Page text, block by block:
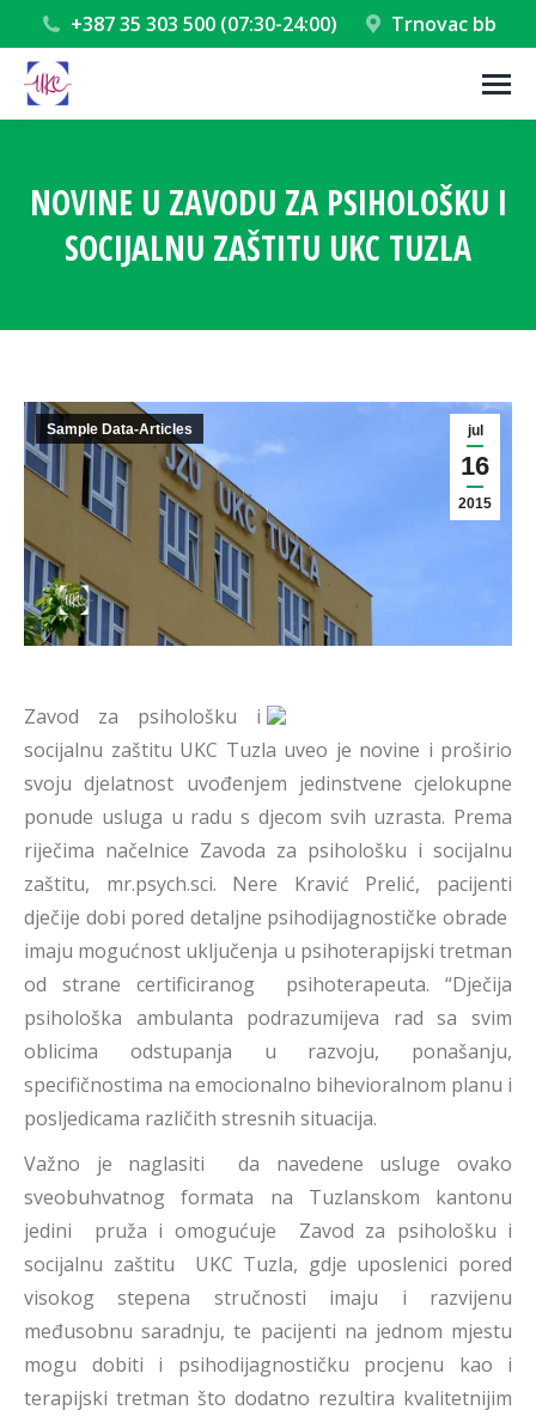
+387 35 303 500 (07:30-24:00) Trnovac bb
NOVINE U ZAVODU ZA PSIHOLOŠKU I
SOCIJALNU ZAŠTITU UKC TUZLA
jul
16
2015
Sample Data-Articles
Zavod za psihološku i
socijalnu zaštitu UKC Tuzla uveo je novine i proširio
svoju djelatnost uvođenjem jedinstvene cjelokupne
ponude usluga u radu s djecom svih uzrasta. Prema
riječima načelnice Zavoda za psihološku i socijalnu
zaštitu, mr.psych.sci. Nere Kravić Prelić, pacijenti
dječije dobi pored detaljne psihodijagnostičke obrade
imaju mogućnost uključenja u psihoterapijski tretman
od strane certificiranog psihoterapeuta. “Dječija
psihološka ambulanta podrazumijeva rad sa svim
oblicima odstupanja u razvoju, ponašanju,
specifičnostima na emocionalno bihevioralnom planu i
posljedicama različith stresnih situacija.
Važno je naglasiti da navedene usluge ovako
sveobuhvatnog formata na Tuzlanskom kantonu
jedini pruža i omogućuje Zavod za psihološku i
socijalnu zaštitu UKC Tuzla, gdje uposlenici pored
visokog stepena stručnosti imaju i razvijenu
međusobnu saradnju, te pacijenti na jednom mjestu
mogu dobiti i psihodijagnostičku procjenu kao i
terapijski tretman što dodatno rezultira kvalitetnijim